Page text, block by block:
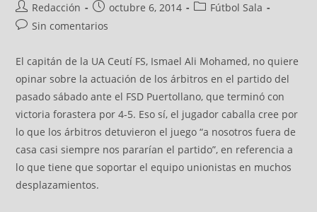
Redacción octubre 6, 2014
Fútbol Sala
Sin comentarios
El capitán de la UA Ceutí FS, Ismael Ali Mohamed, no quiere
opinar sobre la actuación de los árbitros en el partido del
pasado sábado ante el FSD Puertollano, que terminó con
victoria forastera por 4-5. Eso sí, el jugador caballa cree por
lo que los árbitros detuvieron el juego “a nosotros fuera de
casa casi siempre nos pararían el partido”, en referencia a
lo que tiene que soportar el equipo unionistas en muchos
desplazamientos.